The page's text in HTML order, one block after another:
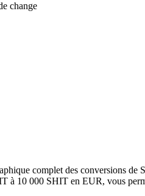
change
complet des conversions
à 10 000 SHIT en EUR, vous